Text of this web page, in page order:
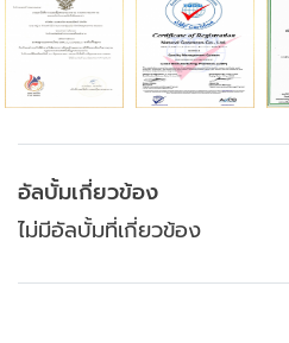
อัลบั้มเกี่ยวข้อง
ไม่มีอัลบั้มที่เกี่ยวข้อง